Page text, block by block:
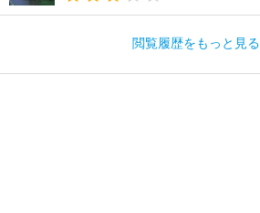
閲覧履歴をもっと見る